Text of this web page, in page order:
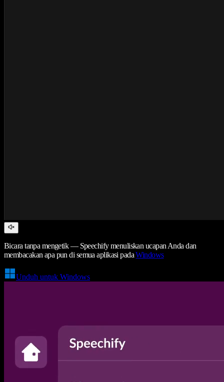
Bicara tanpa mengetik — Speechify menuliskan ucapan Anda dan
membacakan apa pun di semua aplikasi padaWindows
Unduh untuk Windows